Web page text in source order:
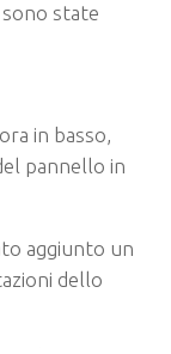
state
in basso,
pannello in
aggiunto un
dello